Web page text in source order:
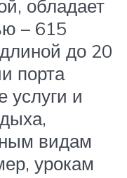
обладает
– 615
до 20
порта
услуги и
видам
урокам